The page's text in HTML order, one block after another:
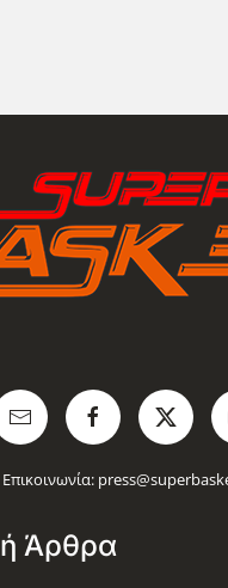
Επικοινωνία:
Άρθρα